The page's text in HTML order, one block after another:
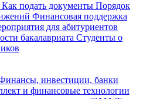
Как подать документы Порядок
Финансовая поддержка
для абитуриентов
бакалавриата Студенты о
инвестиции, банки
и финансовые технологии